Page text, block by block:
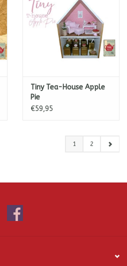
Tiny Tea-House Apple
Pie
€59,95
1 2